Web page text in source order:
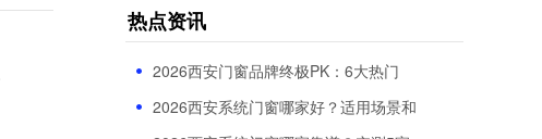
热点资讯
2026西安门窗品牌终极PK：6大热门
2026西安系统门窗哪家好？适用场景和